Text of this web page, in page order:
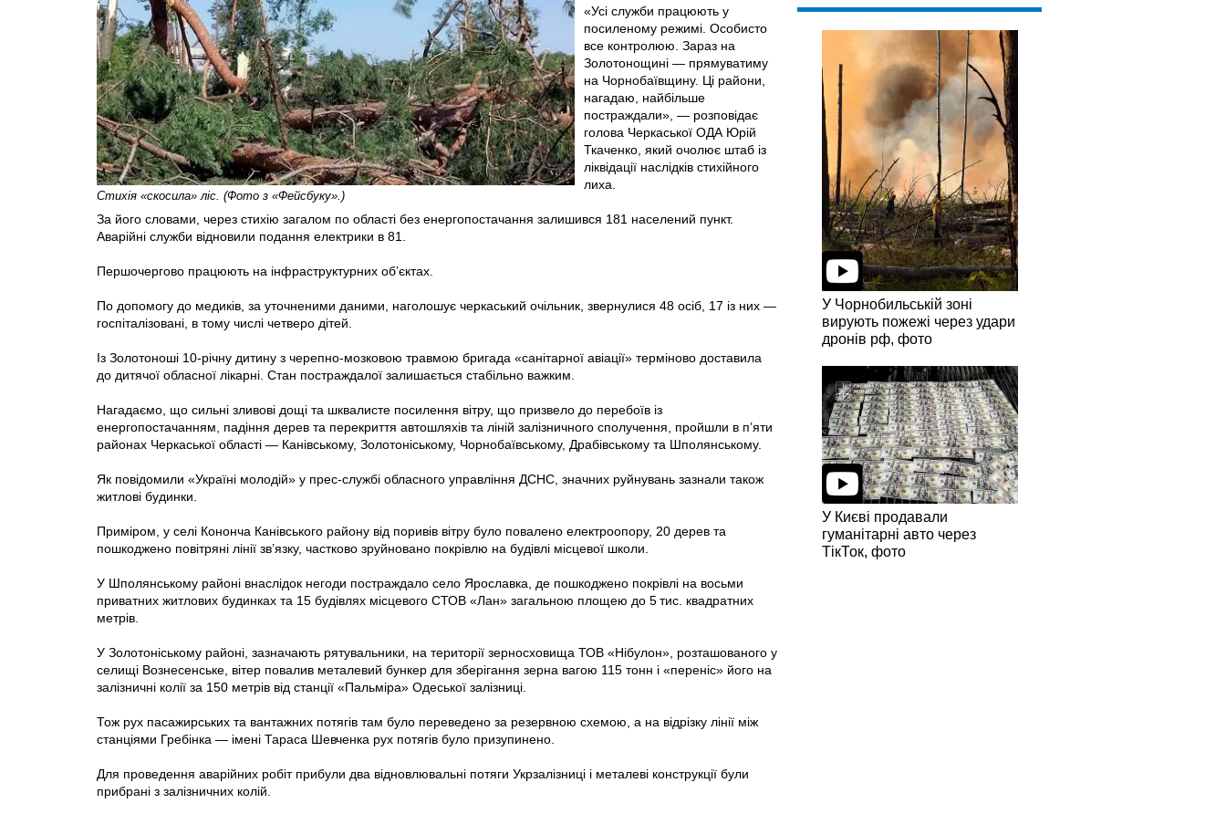
Стихія «скосила» ліс. (Фото з «Фейсбуку».)
«Усі служби працюють у
посиленому режимі. Особисто
все контролюю. Зараз на
Золотонощині — прямуватиму
на Чорнобаївщину. Ці райони,
нагадаю, найбільше
постраждали», — розповідає
голова Черкаської ОДА Юрій
Ткаченко, який очолює штаб із
ліквідації наслідків стихійного
лиха.
За його словами, через стихію загалом по області без енергопостачання залишився 181 населений пункт.
Аварійні служби відновили подання електрики в 81.
Першочергово працюють на інфраструктурних об’єктах.
По допомогу до медиків, за уточненими даними, наголошує черкаський очільник, звернулися 48 осіб, 17 із них —
госпіталізовані, в тому числі четверо дітей.
Із Золотоноші 10-річну дитину з черепно-мозковою травмою бригада «санітарної авіації» терміново доставила
до дитячої обласної лікарні. Стан постраждалої залишається стабільно важким.
Нагадаємо, що сильні зливові дощі та шквалисте посилення вітру, що призвело до перебоїв із
енергопостачанням, падіння дерев та перекриття автошляхів та ліній залізничного сполучення, пройшли в п’яти
районах Черкаської області — Канівському, Золотоніському, Чорнобаївському, Драбівському та Шполянському.
Як повідомили «Україні молодій» у прес-службі обласного управління ДСНС, значних руйнувань зазнали також
житлові будинки.
Приміром, у селі Кононча Канівського району від поривів вітру було повалено електроопору, 20 дерев та
пошкоджено повітряні лінії зв’язку, частково зруйновано покрівлю на будівлі місцевої школи.
У Шполянському районі внаслідок негоди постраждало село Ярославка, де пошкоджено покрівлі на восьми
приватних житлових будинках та 15 будівлях місцевого СТОВ «Лан» загальною площею до 5 тис. квадратних
метрів.
У Золотоніському районі, зазначають рятувальники, на території зерносховища ТОВ «Нібулон», розташованого у
селищі Вознесенське, вітер повалив металевий бункер для зберігання зерна вагою 115 тонн і «переніс» його на
залізничні колії за 150 метрів вiд станції «Пальміра» Одеської залізниці.
Тож рух пасажирських та вантажних потягів там було переведено за резервною схемою, а на відрізку лінії між
станціями Гребінка — імені Тараса Шевченка рух потягів було призупинено.
Для проведення аварійних робіт прибули два відновлювальні потяги Укрзалізниці і металеві конструкції були
прибрані з залізничних колій.
У Чорнобильській зоні
вирують пожежі через удари
дронів рф, фото
У Києві продавали
гуманітарні авто через
ТікТок, фото